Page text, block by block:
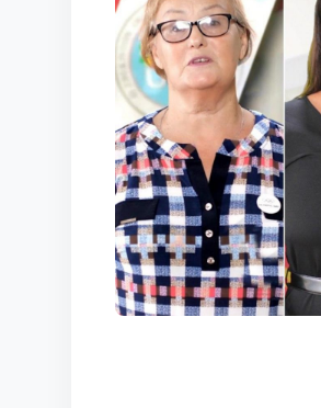
ДОКУМЕНТЫ
ПЕРСОНАЛИИ
КОНТАКТЫ